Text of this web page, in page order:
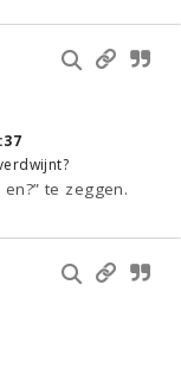
te zeggen.